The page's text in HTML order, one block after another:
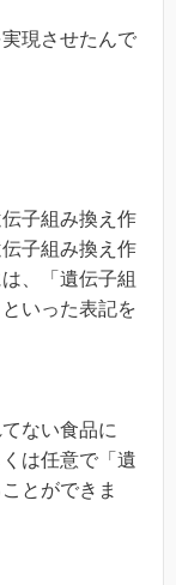
現させたんで
子組み換え作
子組み換え作
、「遺伝子組
いった表記を
ない食品に
は任意で「遺
とができま